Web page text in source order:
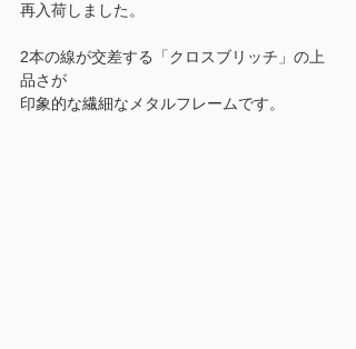
再入荷しました。
2本の線が交差する「クロスブリッチ」の上
品さが
印象的な繊細なメタルフレームです。